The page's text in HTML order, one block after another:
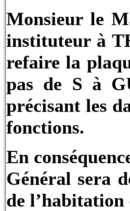
Monsieur le
instituteur à
refaire la
pas de S à
précisant les
fonctions.
En
Général sera
de